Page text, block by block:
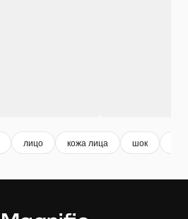
лицо кожа лица шок